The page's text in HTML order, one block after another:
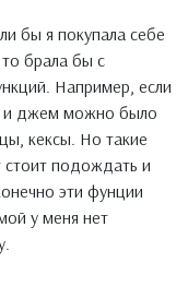
бы я покупала себе
брала бы с
Например, если
и джем можно было
кексы. Но такие
подождать и
эти фунции
у меня нет